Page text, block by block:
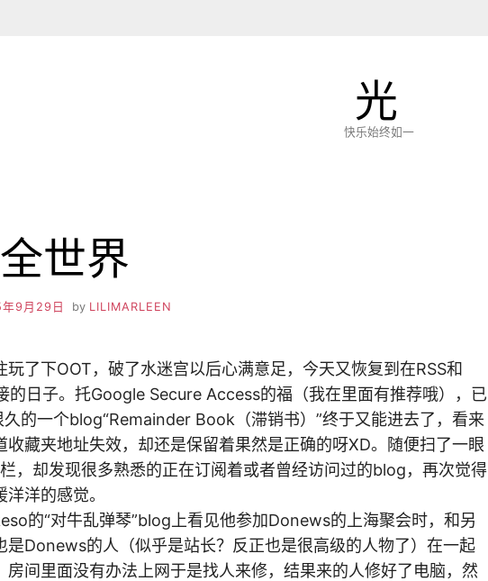
光
快乐始终如一
世界
9月29日 by LILIMARLEEN
玩了下OOT，破了水迷宫以后心满意足，今天又恢复到在RSS和
的日子。托Google Secure Access的福（我在里面有推荐哦），已
的一个blog“Remainder Book（滞销书）”终于又能进去了，看来
收藏夹地址失效，却还是保留着果然是正确的呀XD。随便扫了一眼
，却发现很多熟悉的正在订阅着或者曾经访问过的blog，再次觉得
洋的感觉。
的“对牛乱弹琴”blog上看见他参加Donews的上海聚会时，和另
是Donews的人（似乎是站长？反正也是很高级的人物了）在一起
房间里面没有办法上网于是找人来修，结果来的人修好了电脑，然